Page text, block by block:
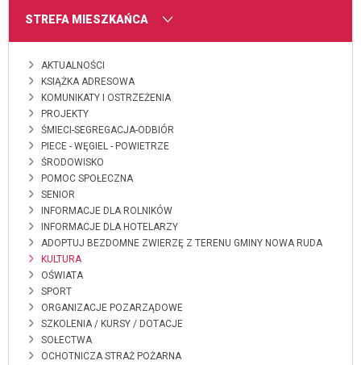
MENU
STREFA MIESZKAŃCA
AKTUALNOŚCI
KSIĄŻKA ADRESOWA
KOMUNIKATY I OSTRZEŻENIA
PROJEKTY
ŚMIECI-SEGREGACJA-ODBIÓR
PIECE - WĘGIEL - POWIETRZE
ŚRODOWISKO
POMOC SPOŁECZNA
SENIOR
INFORMACJE DLA ROLNIKÓW
INFORMACJE DLA HOTELARZY
ADOPTUJ BEZDOMNE ZWIERZĘ Z TERENU GMINY NOWA RUDA
KULTURA
OŚWIATA
SPORT
ORGANIZACJE POZARZĄDOWE
SZKOLENIA / KURSY / DOTACJE
SOŁECTWA
OCHOTNICZA STRAŻ POŻARNA